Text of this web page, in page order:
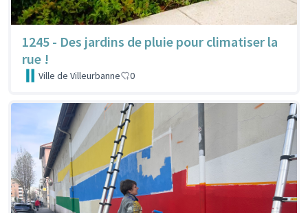
1245 - Des jardins de pluie pour climatiser la
rue !
Ville de Villeurbanne 0